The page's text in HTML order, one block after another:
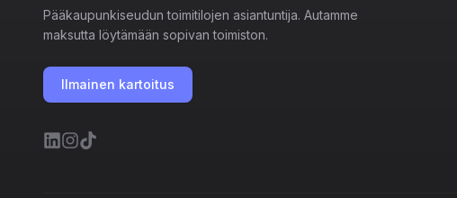
Pääkaupunkiseudun toimitilojen asiantuntija. Autamme
maksutta löytämään sopivan toimiston.
Ilmainen kartoitus